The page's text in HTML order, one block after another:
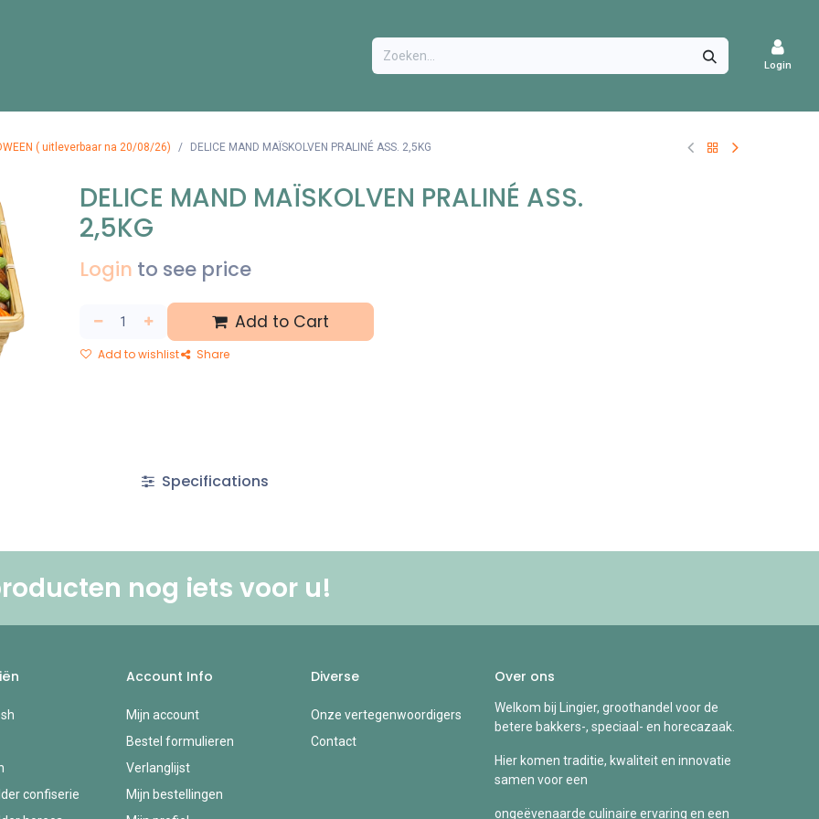
VACATURES
Login
( uitleverbaar na 20/08/26) DELICE MAND MAÏSKOLVEN PRALINÉ ASS. 2,5KG
DELICE MAND MAÏSKOLVEN PRALINÉ ASS.
2,5KG
Login to see price
Add to Cart
Add to wishlist Share
Specifications
nog iets voor u!
confiserie
Account Info
Mijn account
Bestel formulieren
Verlanglijst
Mijn bestellingen
Diverse
Onze vertegenwoordigers
Contact
Over ons
Welkom bij Lingier, groothandel voor de
betere bakkers-, speciaal- en horecazaak.
Hier komen traditie, kwaliteit en innovatie
samen voor een
ongeëvenaarde culinaire ervaring en een